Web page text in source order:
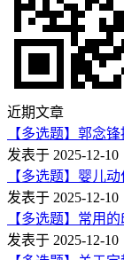
近期文章
【多选题】郭念
发表于 2025-12-10
【多选题】婴儿
发表于 2025-12-10
【多选题】常用
发表于 2025-12-10